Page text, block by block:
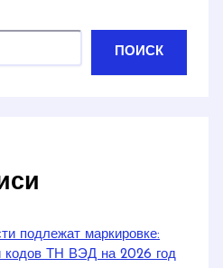
ПОИСК
подлежат маркировке:
кодов ТН ВЭД на 2026 год